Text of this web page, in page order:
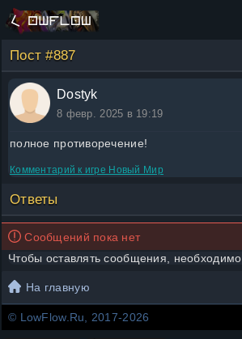
Пост #887
Dostyk
8 февр. 2025 в 19:19
полное противоречение!
Комментарий к игре Новый Мир
Ответы
Сообщений пока нет
Чтобы оставлять сообщения, необходимо
На главную
© LowFlow.Ru, 2017-2026